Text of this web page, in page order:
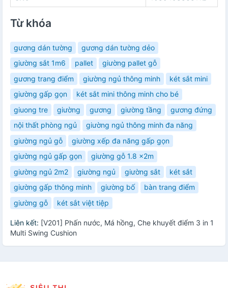
Từ khóa
gương dán tường
gương dán tường dẻo
giường sắt 1m6
pallet
giường pallet gỗ
gương trang điểm
giường ngủ thông minh
két sắt mini
giường gấp gọn
két sắt mini thông minh cho bé
giuong tre
giường gương giường tầng
gương đứng
nội thất phòng ngủ
giường ngủ thông minh đa năng
giường ngủ gỗ
giường xếp đa năng gấp gọn
giường ngủ gấp gọn
giường gỗ 1.8 x2m
giường ngủ 2m2
giường ngủ giường sắt
két sắt
giường gấp thông minh
giường bố
bàn trang điểm
giường gỗ
két sắt việt tiệp
Liên kết: [V201] Phấn nước, Má hồng, Che khuyết điểm 3 in 1
Multi Swing Cushion